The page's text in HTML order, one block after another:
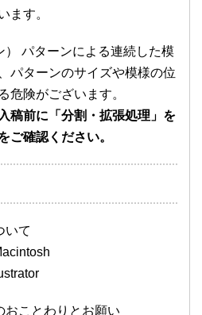
ます。
パターンによる連続した模
パターンのサイズや模様の位
危険がございます。
入稿前に「分割・拡張処理」を
ご確認ください。
いて
おことわりとお願い